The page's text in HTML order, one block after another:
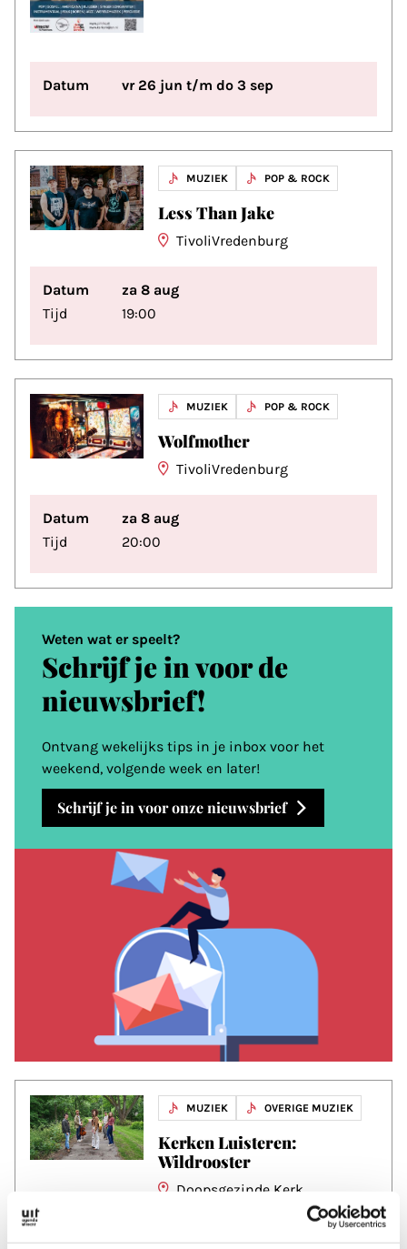
Datum vr 26 jun t/m do 3 sep
MUZIEK POP & ROCK
Less Than Jake
TivoliVredenburg
Datum
za 8 aug
Tijd
19:00
MUZIEK POP & ROCK
Wolfmother
TivoliVredenburg
Datum
za 8 aug
Tijd
20:00
Weten wat er speelt?
Schrijf je in voor de
nieuwsbrief!
Ontvang wekelijks tips in je inbox voor het
weekend, volgende week en later!
Schrijf je in voor onze nieuwsbrief
MUZIEK OVERIGE MUZIEK
Kerken Luisteren:
Wildrooster
Doopsgezinde Kerk
Datum
za 8 aug